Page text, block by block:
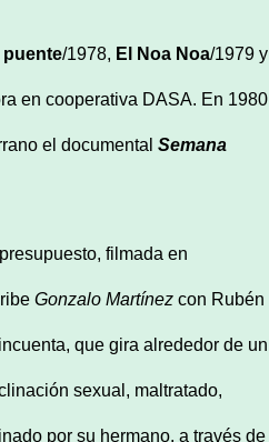
puente/1978, El Noa Noa/1979 y
en cooperativa DASA. En 1980
el documental Semana
filmada en
Gonzalo Martínez con Rubén
que gira alrededor de un
sexual, maltratado,
por su hermano, a través de